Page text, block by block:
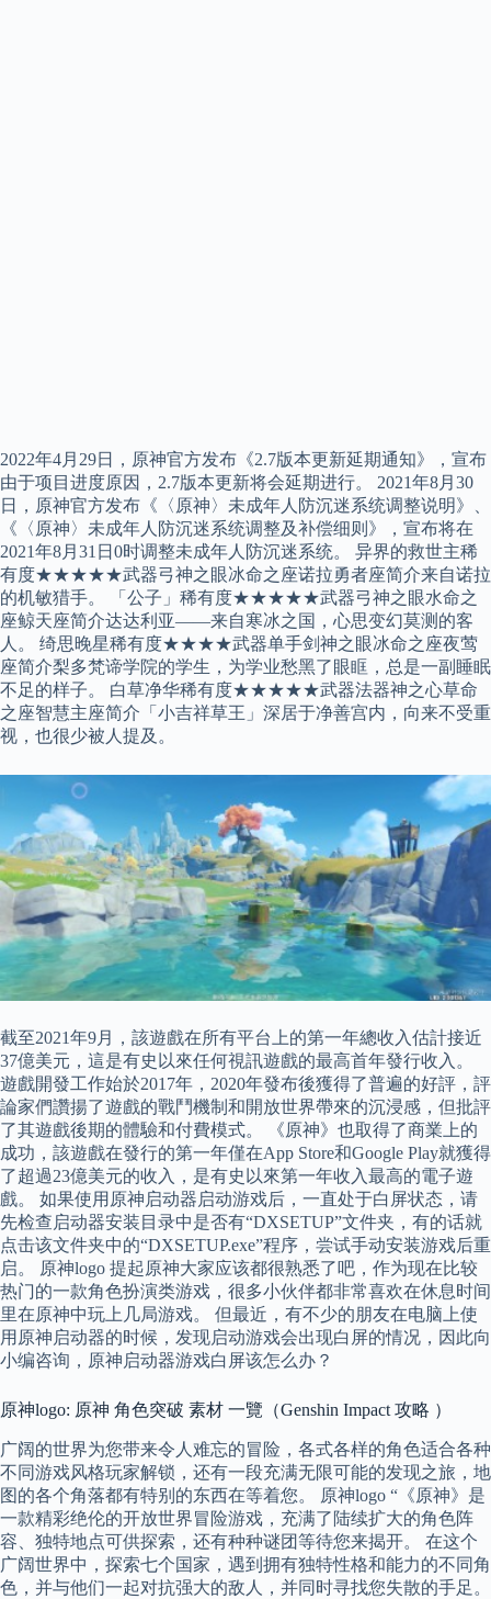
2022年4月29日，原神官方发布《2.7版本更新延期通知》，宣布
由于项目进度原因，2.7版本更新将会延期进行。 2021年8月30
日，原神官方发布《〈原神〉未成年人防沉迷系统调整说明》、
《〈原神〉未成年人防沉迷系统调整及补偿细则》，宣布将在
2021年8月31日0时调整未成年人防沉迷系统。 异界的救世主稀
有度★★★★★武器弓神之眼冰命之座诺拉勇者座简介来自诺拉
的机敏猎手。 「公子」稀有度★★★★★武器弓神之眼水命之
座鲸天座简介达达利亚——来自寒冰之国，心思变幻莫测的客
人。 绮思晚星稀有度★★★★武器单手剑神之眼冰命之座夜莺
座简介梨多梵谛学院的学生，为学业愁黑了眼眶，总是一副睡眠
不足的样子。 白草净华稀有度★★★★★武器法器神之心草命
之座智慧主座简介「小吉祥草王」深居于净善宫内，向来不受重
视，也很少被人提及。
截至2021年9月，該遊戲在所有平台上的第一年總收入估計接近
37億美元，這是有史以來任何視訊遊戲的最高首年發行收入。
遊戲開發工作始於2017年，2020年發布後獲得了普遍的好評，評
論家們讚揚了遊戲的戰鬥機制和開放世界帶來的沉浸感，但批評
了其遊戲後期的體驗和付費模式。 《原神》也取得了商業上的
成功，該遊戲在發行的第一年僅在App Store和Google Play就獲得
了超過23億美元的收入，是有史以來第一年收入最高的電子遊
戲。 如果使用原神启动器启动游戏后，一直处于白屏状态，请
先检查启动器安装目录中是否有“DXSETUP”文件夹，有的话就
点击该文件夹中的“DXSETUP.exe”程序，尝试手动安装游戏后重
启。 原神logo 提起原神大家应该都很熟悉了吧，作为现在比较
热门的一款角色扮演类游戏，很多小伙伴都非常喜欢在休息时间
里在原神中玩上几局游戏。 但最近，有不少的朋友在电脑上使
用原神启动器的时候，发现启动游戏会出现白屏的情况，因此向
小编咨询，原神启动器游戏白屏该怎么办？
原神logo: 原神 角色突破 素材 一覽（Genshin Impact 攻略 ）
广阔的世界为您带来令人难忘的冒险，各式各样的角色适合各种
不同游戏风格玩家解锁，还有一段充满无限可能的发现之旅，地
图的各个角落都有特别的东西在等着您。 原神logo “《原神》是
一款精彩绝伦的开放世界冒险游戏，充满了陆续扩大的角色阵
容、独特地点可供探索，还有种种谜团等待您来揭开。 在这个
广阔世界中，探索七个国家，遇到拥有独特性格和能力的不同角
色，并与他们一起对抗强大的敌人，并同时寻找您失散的手足。